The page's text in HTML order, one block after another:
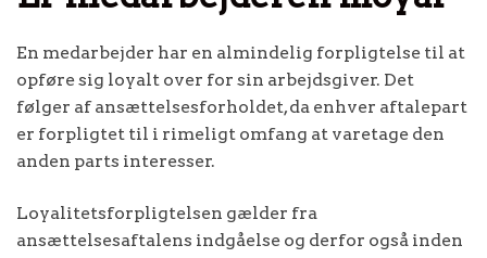
En medarbejder har en almindelig forpligtelse til at
opføre sig loyalt over for sin arbejdsgiver. Det
følger af ansættelsesforholdet, da enhver aftalepart
er forpligtet til i rimeligt omfang at varetage den
anden parts interesser.
Loyalitetsforpligtelsen gælder fra
ansættelsesaftalens indgåelse og derfor også inden